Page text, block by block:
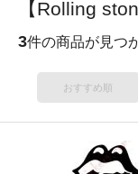
【Rolling
3件の商品が見つ
おすすめ順